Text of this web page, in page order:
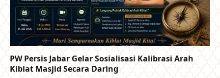
PW Persis Jabar Gelar Sosialisasi Kalibrasi Arah
Kiblat Masjid Secara Daring